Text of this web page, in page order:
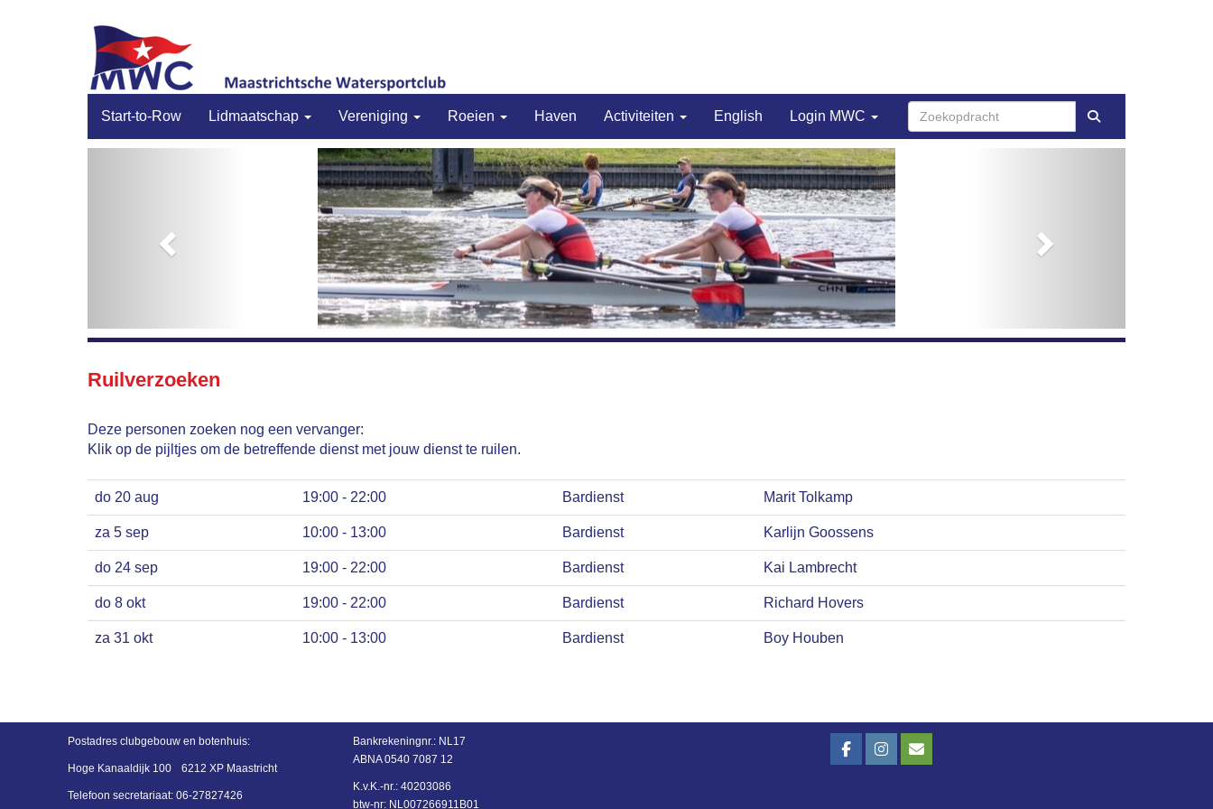
Start-to-Row Lidmaatschap Vereniging Roeien Haven Activiteiten English Login MWC
Ruilverzoeken
Deze personen zoeken nog een vervanger:
Klik op de pijltjes om de betreffende dienst met jouw dienst te ruilen.
do 20 aug 19:00 - 22:00 Bardienst Marit Tolkamp
za 5 sep 10:00 - 13:00 Bardienst Karlijn Goossens
do 24 sep 19:00 - 22:00 Bardienst Kai Lambrecht
do 8 okt 19:00 - 22:00 Bardienst Richard Hovers
za 31 okt 10:00 - 13:00 Bardienst Boy Houben
Postadres clubgebouw en botenhuis:
Hoge Kanaaldijk 100 6212 XP Maastricht
Telefoon secretariaat: 06-27827426
Bankrekeningnr.: NL17
ABNA 0540 7087 12
K.v.K.-nr.: 40203086
btw-nr: NL007266911B01